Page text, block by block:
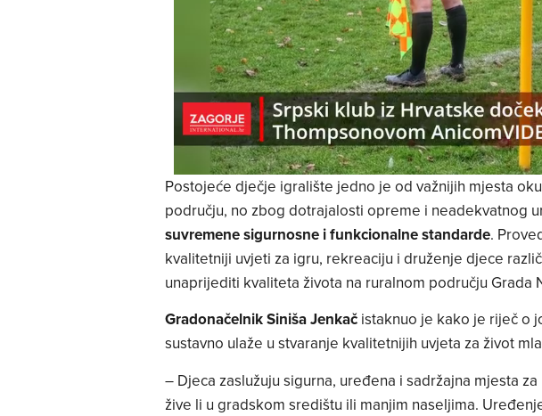
Postojeće dječje igralište jedno je od važnijih mjesta
području, no zbog dotrajalosti opreme i neadekvatnog
suvremene sigurnosne i funkcionalne standarde.
kvalitetniji uvjeti za igru, rekreaciju i druženje djece
unaprijediti kvaliteta života na ruralnom području Grada
Gradonačelnik Siniša Jenkačistaknuo je kako je riječ o
sustavno ulaže u stvaranje kvalitetnijih uvjeta za život
– Djeca zaslužuju sigurna, uređena i sadržajna mjesta
žive li u gradskom središtu ili manjim naseljima.